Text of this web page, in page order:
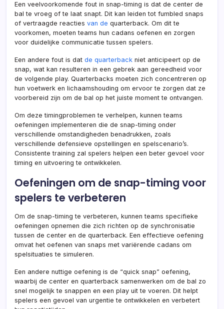
Een veelvoorkomende fout in snap-timing is dat de center de
bal te vroeg of te laat snapt. Dit kan leiden tot fumbled snaps
of vertraagde reacties van de quarterback. Om dit te
voorkomen, moeten teams hun cadans oefenen en zorgen
voor duidelijke communicatie tussen spelers.
Een andere fout is dat de quarterback niet anticipeert op de
snap, wat kan resulteren in een gebrek aan gereedheid voor
de volgende play. Quarterbacks moeten zich concentreren op
hun voetwerk en lichaamshouding om ervoor te zorgen dat ze
voorbereid zijn om de bal op het juiste moment te ontvangen.
Om deze timingproblemen te verhelpen, kunnen teams
oefeningen implementeren die de snap-timing onder
verschillende omstandigheden benadrukken, zoals
verschillende defensieve opstellingen en spelscenario’s.
Consistente training zal spelers helpen een beter gevoel voor
timing en uitvoering te ontwikkelen.
Oefeningen om de snap-timing voor
spelers te verbeteren
Om de snap-timing te verbeteren, kunnen teams specifieke
oefeningen opnemen die zich richten op de synchronisatie
tussen de center en de quarterback. Een effectieve oefening
omvat het oefenen van snaps met variërende cadans om
spelsituaties te simuleren.
Een andere nuttige oefening is de “quick snap” oefening,
waarbij de center en quarterback samenwerken om de bal zo
snel mogelijk te snappen en een play uit te voeren. Dit helpt
spelers een gevoel van urgentie te ontwikkelen en verbetert